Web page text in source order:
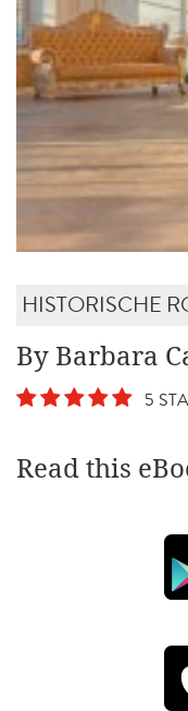
HISTORISCHE
By Barbara
5
Read this